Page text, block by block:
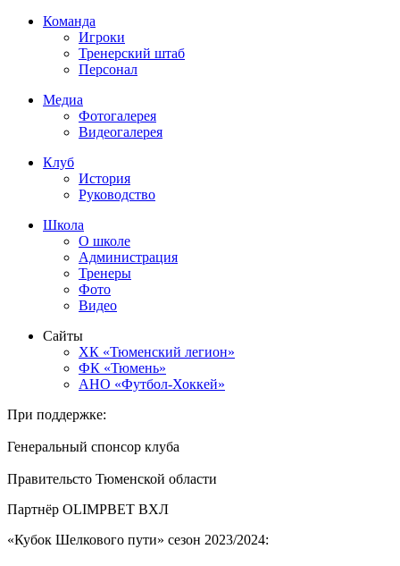
Команда
Игроки
Тренерский штаб
Персонал
Медиа
Фотогалерея
Видеогалерея
Клуб
История
Руководство
Школа
О школе
Администрация
Тренеры
Фото
Видео
Сайты
ХК «Тюменский легион»
ФК «Тюмень»
АНО «Футбол-Хоккей»
При поддержке:
Генеральный спонсор клуба
Правительсто Тюменской области
Партнёр OLIMPBET ВХЛ
«Кубок Шелкового пути» сезон 2023/2024: